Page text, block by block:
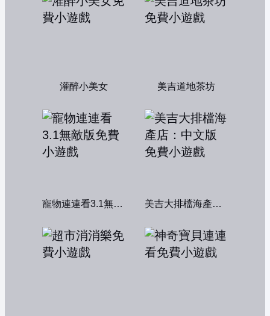
灌醉小美女 美吉道地茶坊
寵物連連看3.1無敵版 美吉大排檔海產店：中文版